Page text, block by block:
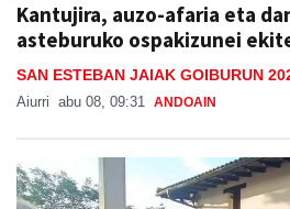
Kantujira, auzo-afaria eta
asteburuko ospakizunei
SAN ESTEBAN JAIAK GOIBURUN
Aiurri abu 08, 09:31 ANDOAIN